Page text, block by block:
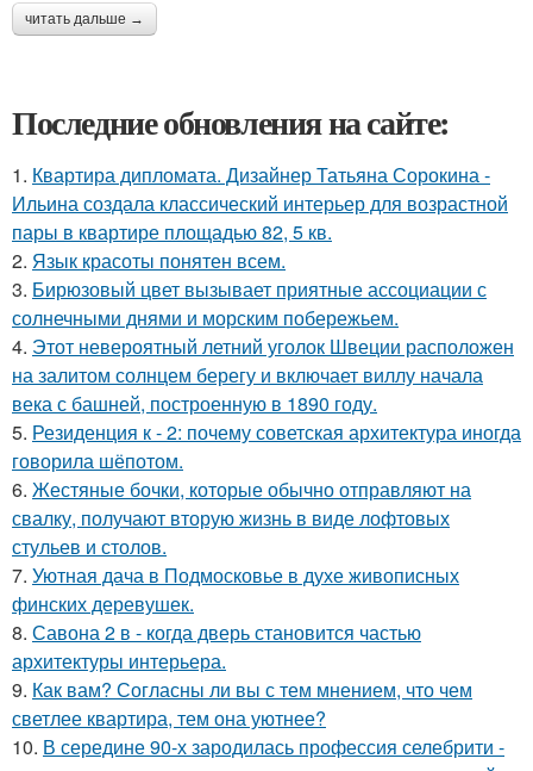
читать дальше →
Последние обновления на сайте:
1. Квартира дипломата. Дизайнер Татьяна Сорокина -
Ильина создала классический интерьер для возрастной
пары в квартире площадью 82, 5 кв.
2. Язык красоты понятен всем.
3. Бирюзовый цвет вызывает приятные ассоциации с
солнечными днями и морским побережьем.
4. Этот невероятный летний уголок Швеции расположен
на залитом солнцем берегу и включает виллу начала
века с башней, построенную в 1890 году.
5. Резиденция к - 2: почему советская архитектура иногда
говорила шёпотом.
6. Жестяные бочки, которые обычно отправляют на
свалку, получают вторую жизнь в виде лофтовых
стульев и столов.
7. Уютная дача в Подмосковье в духе живописных
финских деревушек.
8. Савона 2 в - когда дверь становится частью
архитектуры интерьера.
9. Как вам? Согласны ли вы с тем мнением, что чем
светлее квартира, тем она уютнее?
10. В середине 90-х зародилась профессия селебрити -